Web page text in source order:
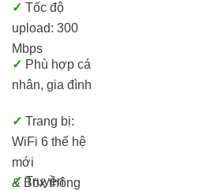
✓ Tốc độ
upload: 300
Mbps
✓ Phù hợp cá
nhân, gia đình
✓ Trang bị:
WiFi 6 thế hệ
mới
& Box thông
✓Truyền